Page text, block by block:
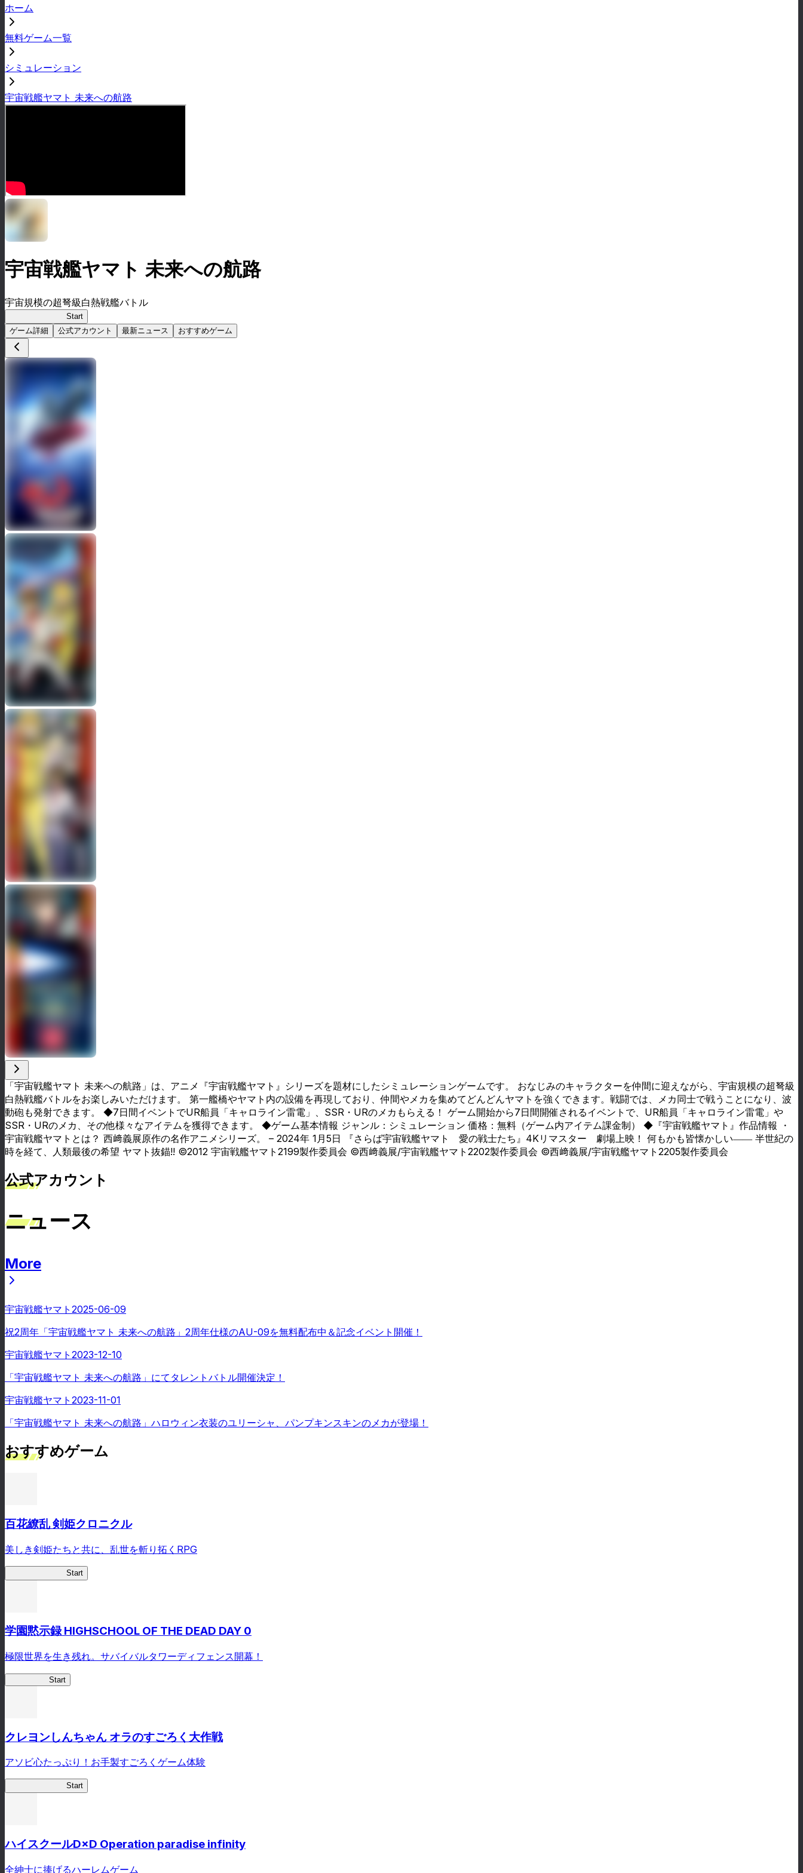
ホーム
無料ゲーム一覧
シミュレーション
宇宙戦艦ヤマト 未来への航路
宇宙戦艦ヤマト 未来への航路
宇宙規模の超弩級白熱戦艦バトル
Start
ゲーム詳細
公式アカウント 最新ニュース おすすめゲーム
「宇宙戦艦ヤマト 未来への航路」は、アニメ『宇宙戦艦ヤマト』シリーズを題材にしたシミュレーションゲームです。 おなじみのキャラクターを仲間に迎えながら、宇宙規模の超弩級
白熱戦艦バトルをお楽しみいただけます。 第一艦橋やヤマト内の設備を再現しており、仲間やメカを集めてどんどんヤマトを強くできます。戦闘では、メカ同士で戦うことになり、波
動砲も発射できます。 ◆7日間イベントでUR船員「キャロライン雷電」、SSR・URのメカもらえる！ ゲーム開始から7日間開催されるイベントで、UR船員「キャロライン雷電」や
SSR・URのメカ、その他様々なアイテムを獲得できます。 ◆ゲーム基本情報 ジャンル：シミュレーション 価格：無料（ゲーム内アイテム課金制） ◆『宇宙戦艦ヤマト』作品情報 ・
宇宙戦艦ヤマトとは？ 西﨑義展原作の名作アニメシリーズ。 – 2024年 1月5日 『さらば宇宙戦艦ヤマト 愛の戦士たち』4Kリマスター 劇場上映！ 何もかも皆懐かしい―― 半世紀の
時を経て、人類最後の希望 ヤマト抜錨!! ©2012 宇宙戦艦ヤマト2199製作委員会 ©西﨑義展/宇宙戦艦ヤマト2202製作委員会 ©西﨑義展/宇宙戦艦ヤマト2205製作委員会
公式アカウント
ニュース
More
宇宙戦艦ヤマト 2025-06-09
祝2周年「宇宙戦艦ヤマト 未来への航路」2周年仕様のAU-09を無料配布中＆記念イベント開催！
宇宙戦艦ヤマト 2023-12-10
「宇宙戦艦ヤマト 未来への航路」にてタレントバトル開催決定！
宇宙戦艦ヤマト 2023-11-01
「宇宙戦艦ヤマト 未来への航路」ハロウィン衣装のユリーシャ、パンプキンスキンのメカが登場！
おすすめゲーム
百花繚乱 剣姫クロニクル
美しき剣姫たちと共に、乱世を斬り拓くRPG
Start
学園黙示録 HIGHSCHOOL OF THE DEAD DAY 0
極限世界を生き残れ。サバイバルタワーディフェンス開幕！
Start
クレヨンしんちゃん オラのすごろく大作戦
アソビ心たっぷり！お手製すごろくゲーム体験
Start
ハイスクールD×D Operation paradise infinity
全紳士に捧げるハーレムゲーム